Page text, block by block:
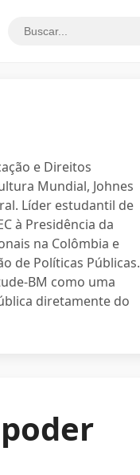
e Direitos
Mundial, Johnes
Líder estudantil de
à Presidência da
na Colômbia e
de Políticas Públicas.
BM como uma
diretamente do